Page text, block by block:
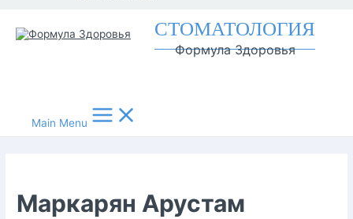
СТОМАТОЛОГИЯ
Формула Здоровья
Main Menu
Маркарян Арустам